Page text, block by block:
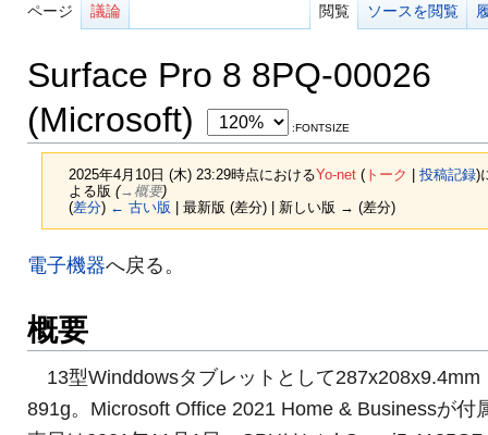
ページ 議論 閲覧 ソースを閲覧
Surface Pro 8 8PQ-00026
(Microsoft)
:FONTSIZE
2025年4月10日 (木) 23:29時点におけるYo-net ( トーク |投稿記録)
よる版(→‎概要)
(差分) ← 古い版 | 最新版 (差分) | 新しい版 → (差分)
電子機器へ戻る。
概要
13型Winddowsタブレットとして287x208x9.4mm
891g。Microsoft Office 2021 Home & Businessが付